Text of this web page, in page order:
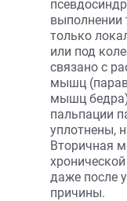
выполнении
только
или под
связано с
мышц
мышц
пальпации
уплотнены,
Вторичная
даже после
причины.